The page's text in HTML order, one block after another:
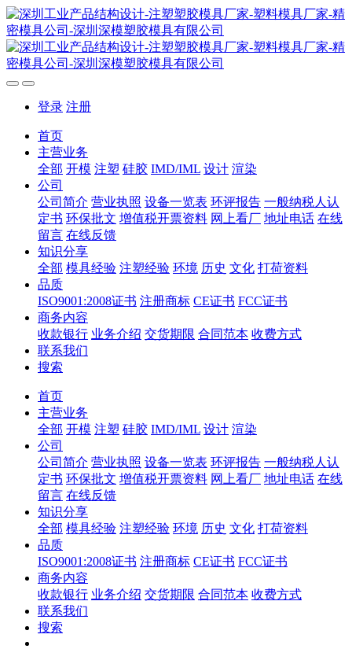
登录 注册
首页
主营业务
全部 开模 注塑 硅胶 IMD/IML 设计 渲染
公司
公司简介 营业执照 设备一览表 环评报告 一般纳税人认
定书 环保批文 增值税开票资料 网上看厂 地址电话 在线
留言 在线反馈
知识分享
全部 模具经验 注塑经验 环境 历史 文化 打荷资料
品质
ISO9001:2008证书 注册商标 CE证书 FCC证书
商务内容
收款银行 业务介绍 交货期限 合同范本 收费方式
联系我们
搜索
首页
主营业务
全部 开模 注塑 硅胶 IMD/IML 设计 渲染
公司
公司简介 营业执照 设备一览表 环评报告 一般纳税人认
定书 环保批文 增值税开票资料 网上看厂 地址电话 在线
留言 在线反馈
知识分享
全部 模具经验 注塑经验 环境 历史 文化 打荷资料
品质
ISO9001:2008证书 注册商标 CE证书 FCC证书
商务内容
收款银行 业务介绍 交货期限 合同范本 收费方式
联系我们
搜索